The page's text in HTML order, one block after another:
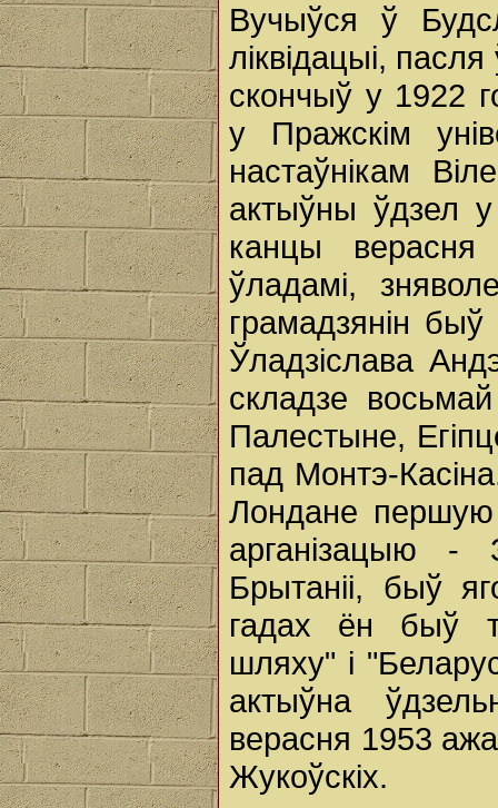
Вучыўся ў
ліквідацыі,
скончыў у 1922
у Пражскім
настаўнікам
актыўны ўдзел
канцы
ўладамі,
грамадзянін
Ўладзіслава
складзе
Палестыне,
пад Монтэ-
Лондане першую
арганізацыю -
Брытаніі, быў
гадах ён быў
шляху" і
актыўна
верасня 1953
Жукоўскіх.